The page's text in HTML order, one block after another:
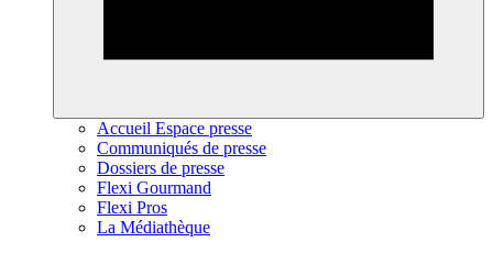
Accueil Espace presse
Communiqués de presse
Dossiers de presse
Flexi Gourmand
Flexi Pros
La Médiathèque